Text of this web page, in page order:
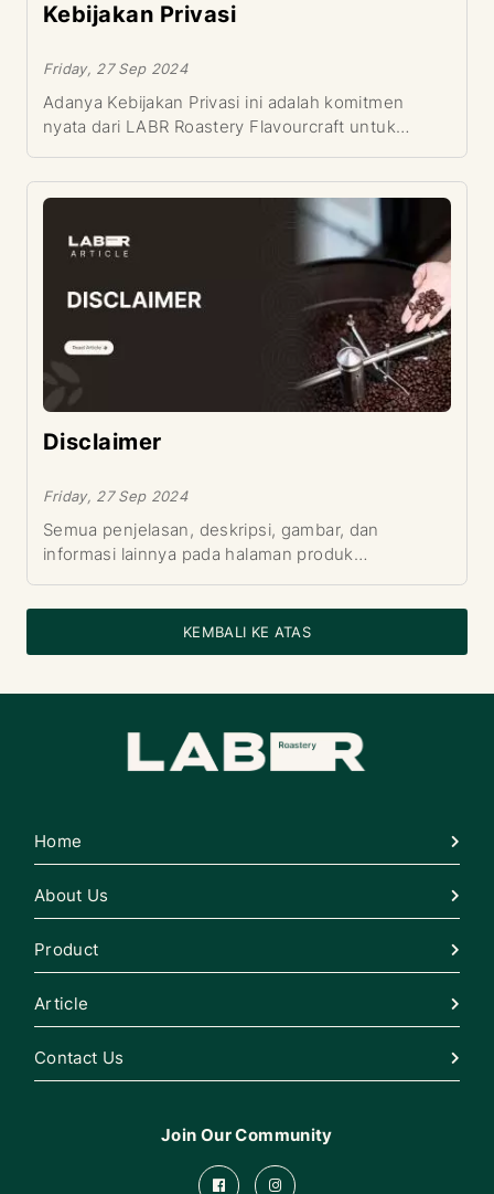
Kebijakan Privasi
Friday, 27 Sep 2024
Adanya Kebijakan Privasi ini adalah komitmen
nyata dari LABR Roastery Flavourcraft untuk
(situs LABR).
Disclaimer
Friday, 27 Sep 2024
Semua penjelasan, deskripsi, gambar, dan
informasi lainnya pada halaman produk
KEMBALI KE ATAS
Home
About Us
Product
Article
Contact Us
Join Our Community